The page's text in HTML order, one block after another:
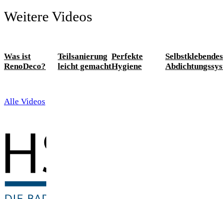
Weitere Videos
Was ist
RenoDeco?
Teilsanierung
leicht gemacht
Perfekte
Hygiene
Selbstklebendes
Alle Videos